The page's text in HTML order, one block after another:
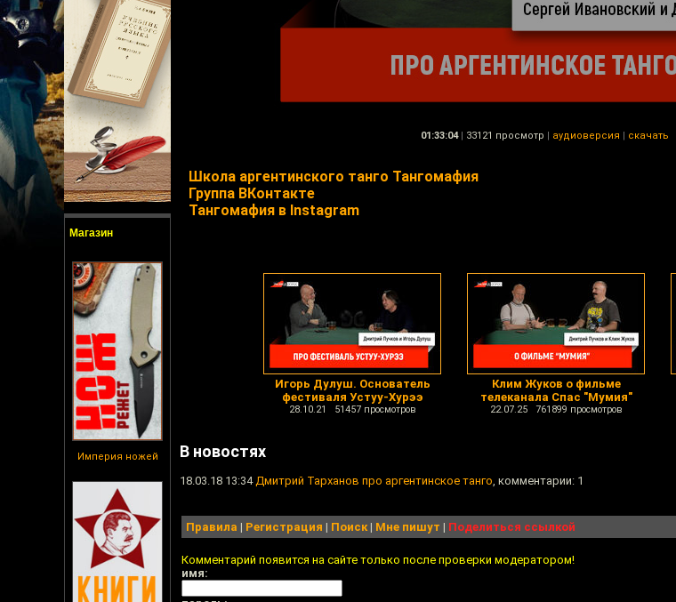
Магазин
Империя ножей
01:33:04 | 33121 просмотр | аудиоверсия | скачать
Школа аргентинского танго Тангомафия
Группа ВКонтакте
Тангомафия в Instagram
Игорь Дулуш. Основатель
фестиваля Устуу-Хурээ
28.10.21 51457 просмотров
Клим Жуков о фильме
телеканала Спас "Мумия"
22.07.25 761899 просмотров
В новостях
18.03.18 13:34Дмитрий Тарханов про аргентинское танго, комментарии: 1
Правила | Регистрация | Поиск| Мне пишут | Поделиться ссылкой
Комментарий появится на сайте только после проверки модератором!
имя: